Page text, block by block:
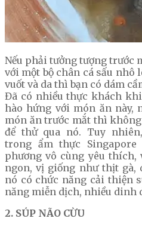
Nếu phải tưởng tượng trước
với một bộ chân cá sấu nhô
vuốt và da thì bạn có dám
Đã có nhiều thực khách
hào hứng với món ăn
món ăn trước mắt thì
để thử qua nó. Tuy
trong ẩm thực
phương vô cùng yêu
ngon, vị giống như thịt gà,
nó có chức năng cải thiện
năng miễn dịch, nhiều dinh
2. SÚP NÃO CỪU